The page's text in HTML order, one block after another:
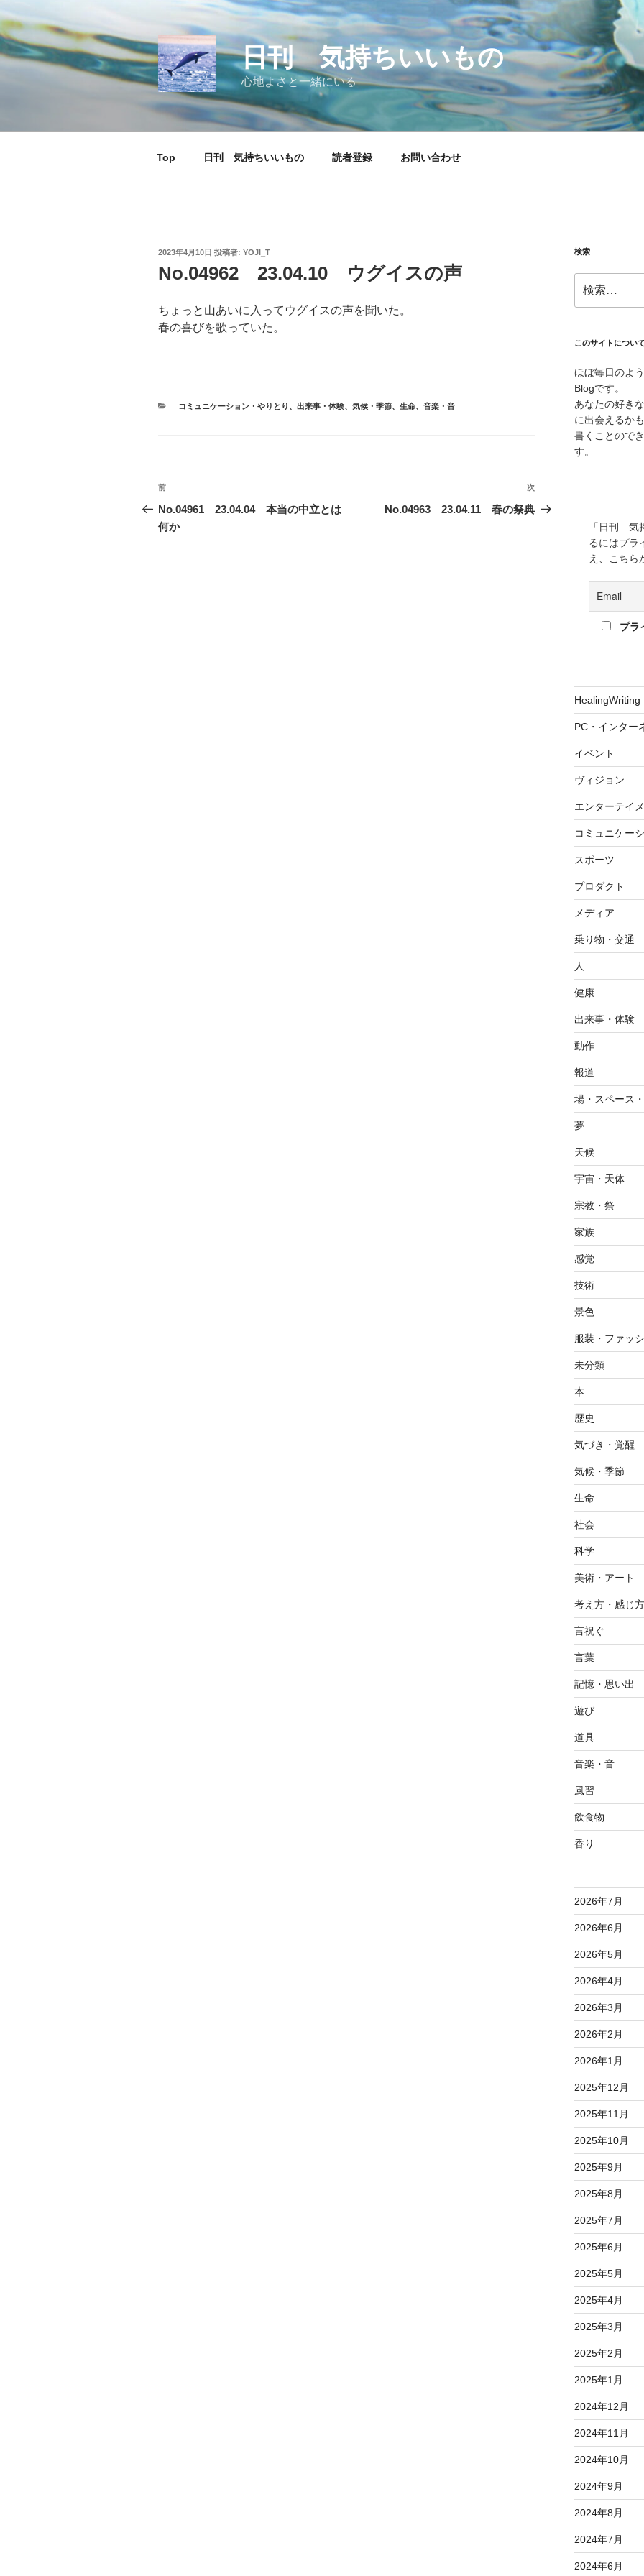
ン
テ
ン
キ
日刊 気持ちいいもの
心地よさと一緒にいる
Top 日刊 気持ちいいもの 読者登録 お問い合わせ
投
日:
2023年4月10日 投稿者: YOJI_T
No.04962 23.04.10 ウグイスの声
ちょっと山あいに入ってウグイスの声を聞いた。
春の喜びを歌っていた。
カ
コミュニケーション・やりとり 、 出来事・体験、 気候・季節、 生命、 音楽・音
投
稿
ナ
前
の
投
前
No.04961 23.04.04 本当の中立とは
何か
次
の
次
No.04963 23.04.11 春の祭典
検索
索:
このサイトについ
ほぼ毎日のよ
Blogです。
あなたの好き
に出会えるか
書くことので
す。
「日刊 気
るにはプラ
え、こちら
プラ
HealingWriting
PC・インター
イベント
ヴィジョン
エンターテイ
コミュニケー
スポーツ
プロダクト
メディア
乗り物・交通
人
健康
出来事・体験
動作
報道
場・スペース
夢
天候
宇宙・天体
宗教・祭
家族
感覚
技術
景色
服装・ファッ
未分類
本
歴史
気づき・覚醒
気候・季節
生命
社会
科学
美術・アート
考え方・感じ方
言祝ぐ
言葉
記憶・思い出
遊び
道具
音楽・音
風習
飲食物
香り
2026年7月
2026年6月
2026年5月
2026年4月
2026年3月
2026年2月
2026年1月
2025年12月
2025年11月
2025年10月
2025年9月
2025年8月
2025年7月
2025年6月
2025年5月
2025年4月
2025年3月
2025年2月
2025年1月
2024年12月
2024年11月
2024年10月
2024年9月
2024年8月
2024年7月
2024年6月